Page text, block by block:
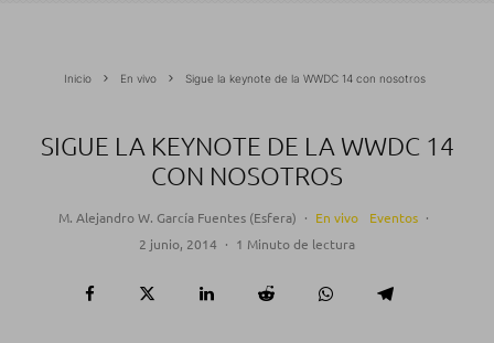
Inicio En vivo Sigue la keynote de la WWDC 14 con nosotros
SIGUE LA KEYNOTE DE LA WWDC 14
CON NOSOTROS
M. Alejandro W. García Fuentes (Esfera) · En vivo Eventos ·
2 junio, 2014 · 1 Minuto de lectura